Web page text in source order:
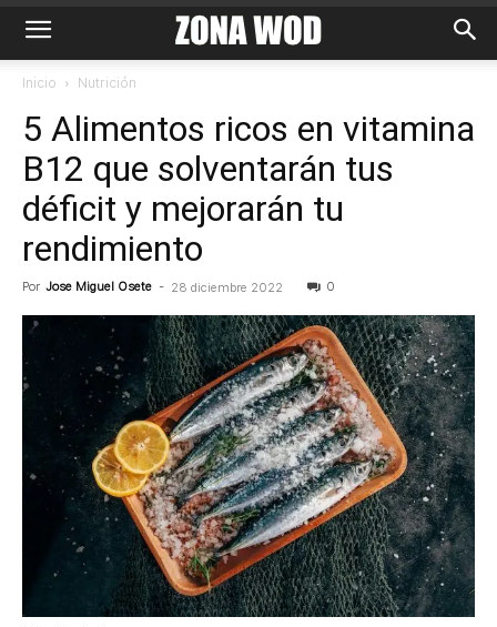
Inicio Nutrición
5 Alimentos ricos en vitamina
B12 que solventarán tus
déficit y mejorarán tu
rendimiento
Por Jose Miguel Osete - 28 diciembre 2022 0